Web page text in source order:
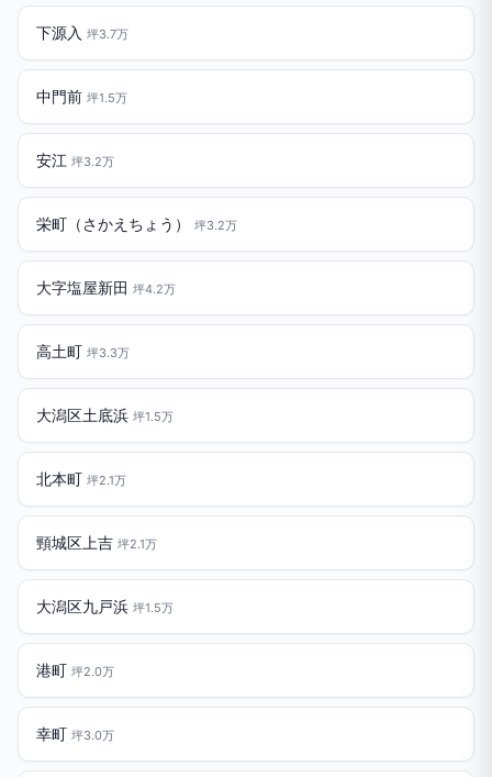
下源入 坪3.7万
中門前 坪1.5万
安江 坪3.2万
栄町（さかえちょう） 坪3.2万
大字塩屋新田 坪4.2万
高土町 坪3.3万
大潟区土底浜 坪1.5万
北本町 坪2.1万
頸城区上吉 坪2.1万
大潟区九戸浜 坪1.5万
港町 坪2.0万
幸町 坪3.0万